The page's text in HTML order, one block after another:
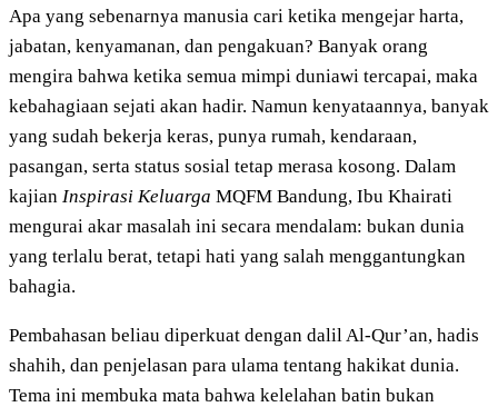
Apa yang sebenarnya manusia cari ketika mengejar harta,
jabatan, kenyamanan, dan pengakuan? Banyak orang
mengira bahwa ketika semua mimpi duniawi tercapai, maka
kebahagiaan sejati akan hadir. Namun kenyataannya, banyak
yang sudah bekerja keras, punya rumah, kendaraan,
pasangan, serta status sosial tetap merasa kosong. Dalam
kajian Inspirasi Keluarga MQFM Bandung, Ibu Khairati
mengurai akar masalah ini secara mendalam: bukan dunia
yang terlalu berat, tetapi hati yang salah menggantungkan
bahagia.
Pembahasan beliau diperkuat dengan dalil Al-Qur’an, hadis
shahih, dan penjelasan para ulama tentang hakikat dunia.
Tema ini membuka mata bahwa kelelahan batin bukan